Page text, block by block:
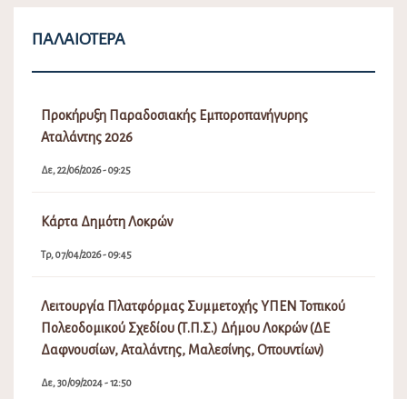
ΠΑΛΑΙΌΤΕΡΑ
Προκήρυξη Παραδοσιακής Εμποροπανήγυρης
Αταλάντης 2026
Δε, 22/06/2026 - 09:25
Κάρτα Δημότη Λοκρών
Τρ, 07/04/2026 - 09:45
Λειτουργία Πλατφόρμας Συμμετοχής ΥΠΕΝ Τοπικού
Πολεοδομικού Σχεδίου (Τ.Π.Σ.) Δήμου Λοκρών (ΔΕ
Δαφνουσίων, Αταλάντης, Μαλεσίνης, Οπουντίων)
Δε, 30/09/2024 - 12:50